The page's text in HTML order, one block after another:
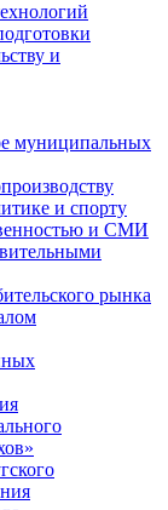
и
муниципальных
и спорту
и СМИ
рынка